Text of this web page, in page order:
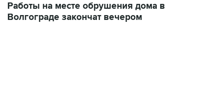
Работы на месте обрушения дома в
Волгограде закончат вечером